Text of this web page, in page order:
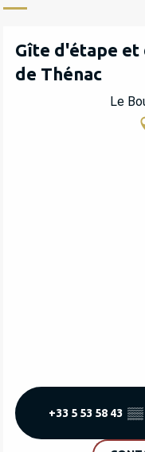
Gîte d'étape et
de Thénac
Le
+33 5 53 58 43 ▒▒